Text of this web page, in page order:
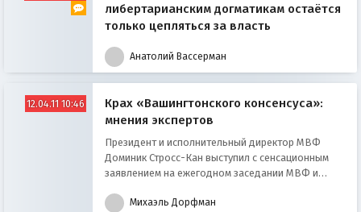
либертарианским догматикам остаётся
только цепляться за власть
Анатолий Вассерман
12.04.11 10:46
Крах «Вашингтонского консенсуса»:
мнения экспертов
Президент и исполнительный директор МВФ
Доминик Стросс-Кан выступил с сенсационным
заявлением на ежегодном заседании МВФ и
Вашингтоне. Он сказал, что основополагающие
Михаэль Дорфман